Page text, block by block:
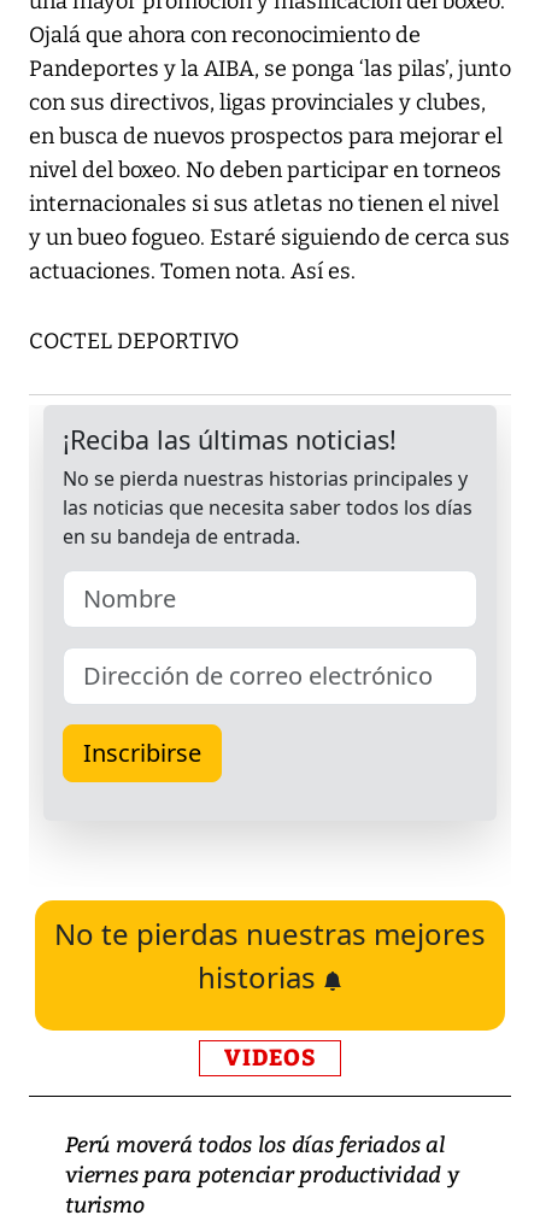
Ojalá que ahora con reconocimiento de
Pandeportes y la AIBA, se ponga ‘las pilas’, junto
con sus directivos, ligas provinciales y clubes,
en busca de nuevos prospectos para mejorar el
nivel del boxeo. No deben participar en torneos
internacionales si sus atletas no tienen el nivel
y un bueo fogueo. Estaré siguiendo de cerca sus
actuaciones. Tomen nota. Así es.
COCTEL DEPORTIVO
No te pierdas nuestras mejores
historias
VIDEOS
Perú moverá todos los días feriados al
viernes para potenciar productividad y
turismo